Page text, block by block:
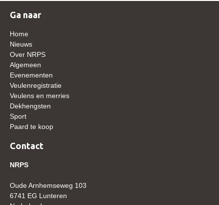
Informatie Hengstenkeuring
AANMELDEN HENGSTENKEURING ONDER HET
ZADEL 2026
Verrichtingsonderzoek 2022-2023
Ga naar
Home
Nieuws
Over NRPS
Algemeen
Evenementen
Veulenregistratie
Veulens en merries
Dekhengsten
Sport
Paard te koop
Contact
NRPS
Oude Arnhemseweg 103
6741 EG Lunteren